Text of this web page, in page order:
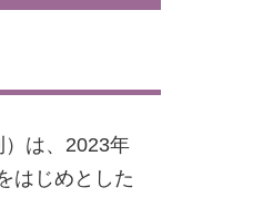
は、2023年
はじめとした